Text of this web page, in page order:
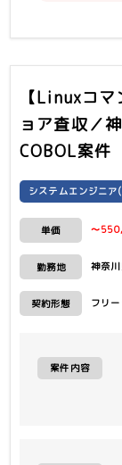
【Linuxコ
ョア査収／
COBOL案件
システムエンジニア
単価 〜
勤務地 神奈川
契約形態 フリ
案件内容